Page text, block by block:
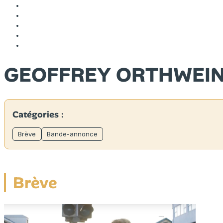
GEOFFREY
Catégories :
Brève Bande-annonce
Brève